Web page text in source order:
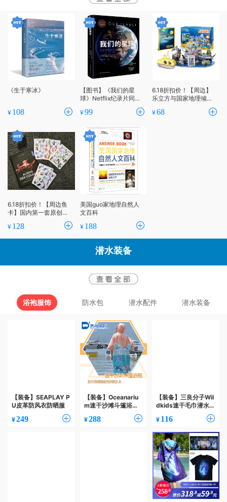
《生于寒冰》
¥ 108
【图书】《我们的星
球》Netflix纪录片同名
¥99
6.18折扣价！【周边】
乐立方与国家地理倾情
推出3D立体拼图——海
底探险
¥68
6.18折扣价！【周边鱼
卡】国内第一套原创手
绘防水鱼卡 水下携带无
惧陌生海洋生物 附防水
¥ 128
美国guo家地理自然人
文百科
¥ 188
潜水装备
浴袍服饰 防水包 潜水配件 潜水装备
【装备】SEAPLAY P
U皮革防风衣防晒服
¥249
【装备】Oceanariu
m速干沙滩斗篷浴袍
¥288
【装备】三良分子Wil
dkids速干毛巾潜水
游泳沙滩吸水巾成人
度假海边浴巾
¥ 116